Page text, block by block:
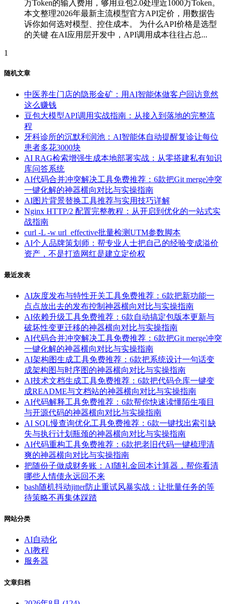
万Token的输入费用，够用豆包2.0处理近1000万Token。
本文整理2026年最新主流模型官方API定价，用数据告
诉你如何选对模型、控住成本。 为什么API价格是选型
的关键 在AI应用层开发中，API调用成本往往占总...
1
随机文章
中医养生门店的隐形金矿：用AI智能体做客户回访竟然
这么赚钱
豆包大模型API调用实战指南：从接入到落地的完整流
程
牙科诊所的沉默利润池：AI智能体自动提醒复诊让每位
患者多花3000块
AI RAG检索增强生成本地部署实战：从零搭建私有知识
库问答系统
AI代码合并冲突解决工具免费推荐：6款把Git merge冲突
一键化解的神器横向对比与实操指南
AI图片背景替换工具推荐与实用技巧详解
Nginx HTTP/2 配置完整教程：从开启到优化的一站式实
战指南
curl -L -w url_effective批量检测UTM参数脚本
AI个人品牌策划师：帮专业人士把自己的经验变成溢价
资产，不是打造网红是建立定价权
最近发表
AI灰度发布与特性开关工具免费推荐：6款把新功能一
点点放出去的发布控制神器横向对比与实操指南
AI依赖升级工具免费推荐：6款自动搞定包版本更新与
破坏性变更迁移的神器横向对比与实操指南
AI代码合并冲突解决工具免费推荐：6款把Git merge冲突
一键化解的神器横向对比与实操指南
AI架构图生成工具免费推荐：6款把系统设计一句话变
成架构图与时序图的神器横向对比与实操指南
AI技术文档生成工具免费推荐：6款把代码仓库一键变
成README与文档站的神器横向对比与实操指南
AI代码解释工具免费推荐：6款帮你快速读懂陌生项目
与开源代码的神器横向对比与实操指南
AI SQL慢查询优化工具免费推荐：6款一键找出索引缺
失与执行计划瓶颈的神器横向对比与实操指南
AI代码重构工具免费推荐：6款把老旧代码一键梳理清
爽的神器横向对比与实操指南
把随份子做成财务账：AI随礼金回本计算器，帮你看清
哪些人情债永远回不来
bash随机抖动jitter防止重试风暴实战：让批量任务的等
待策略不再集体踩踏
网站分类
AI自动化
AI教程
服务器
文章归档